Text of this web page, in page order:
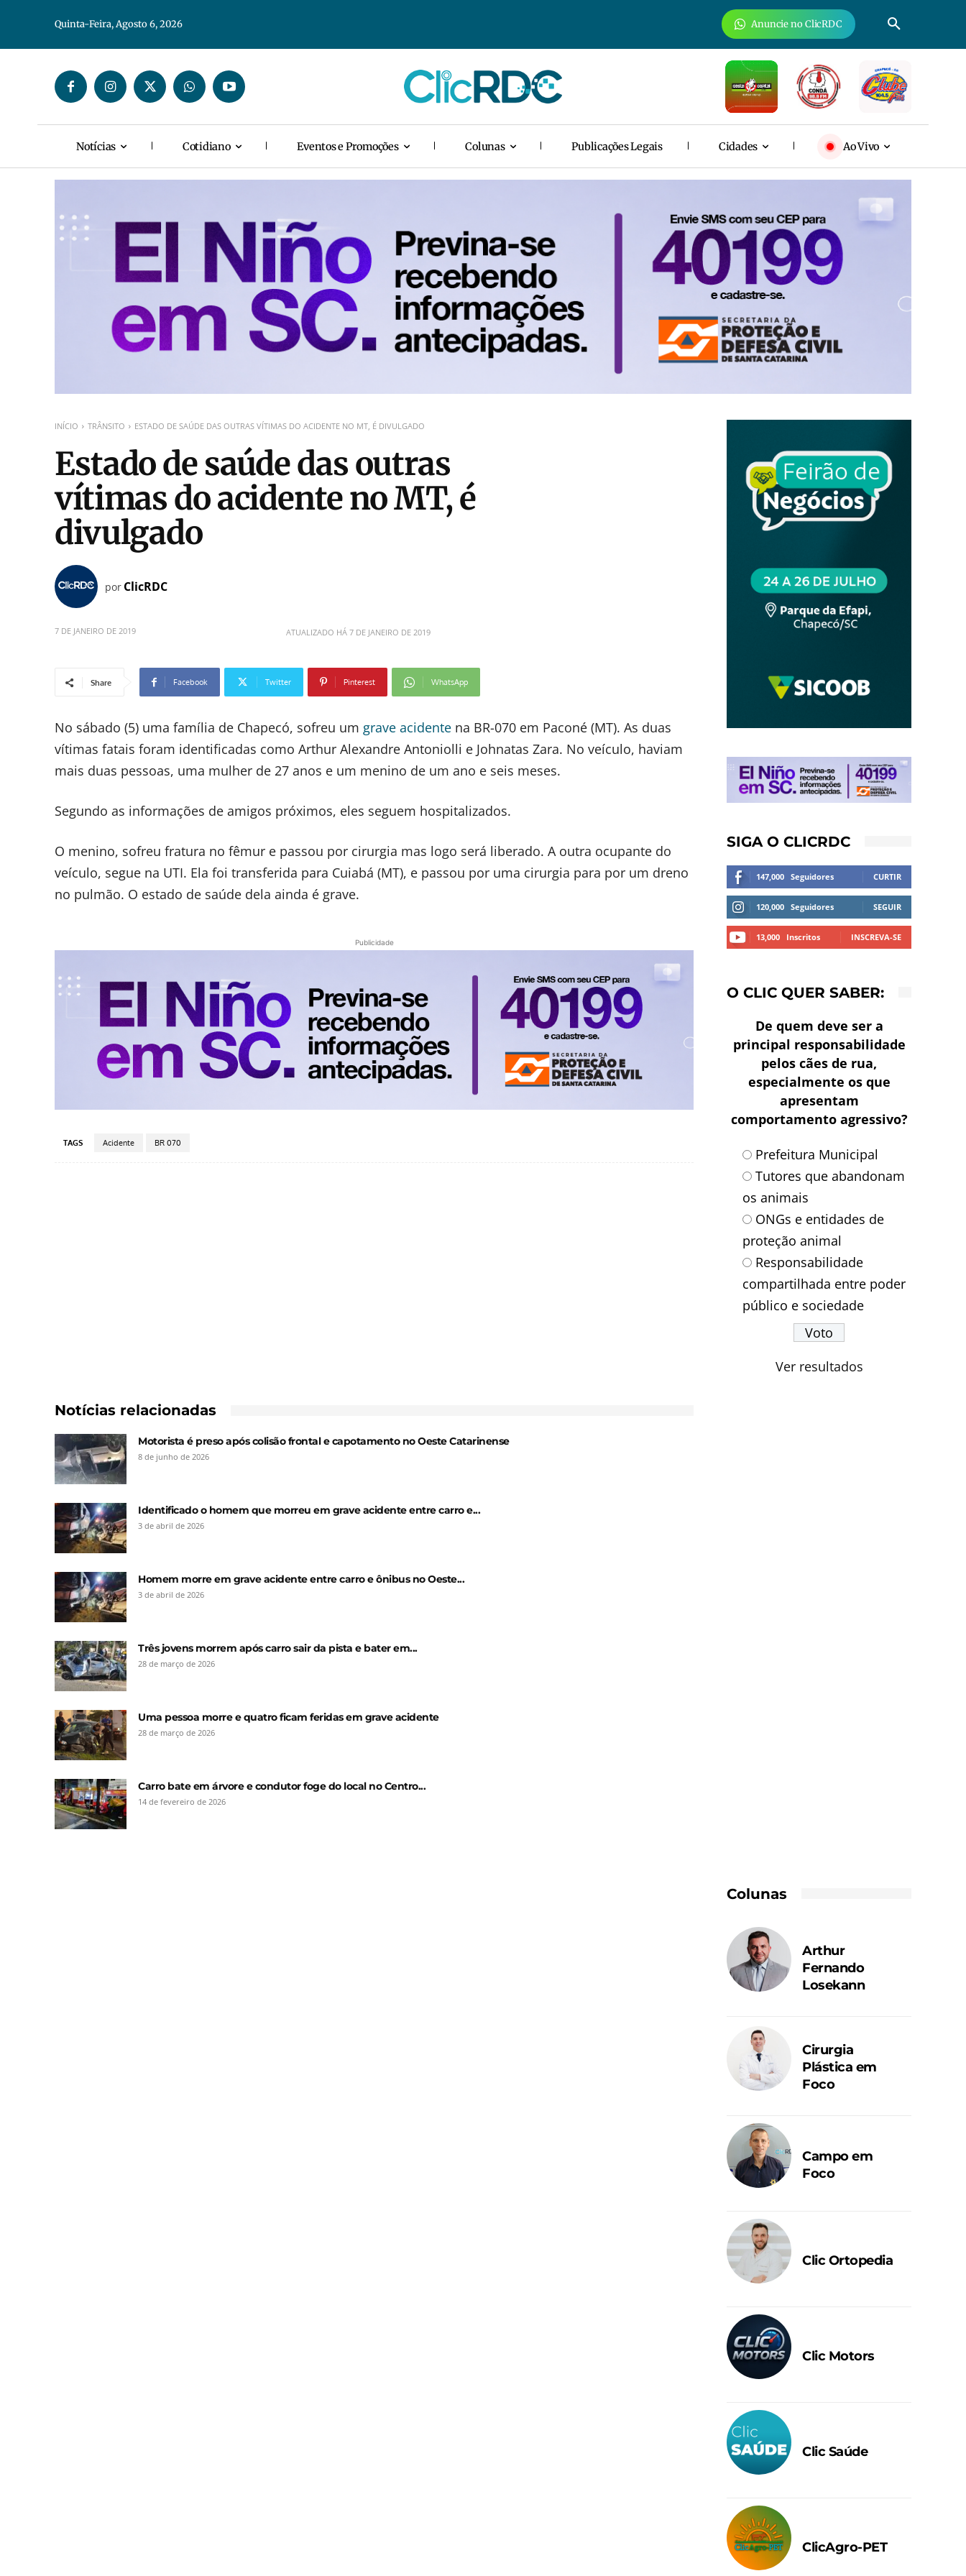
Quinta-Feira, Agosto 6, 2026 Anuncie no ClicRDC
Notícias Cotidiano Eventos e Promoções Colunas Publicações Legais Cidades Ao Vivo
INÍCIO TRÂNSITO ESTADO DE SAÚDE DAS OUTRAS VÍTIMAS DO ACIDENTE NO MT, É DIVULGADO
Estado de saúde das outras
vítimas do acidente no MT, é
divulgado
por ClicRDC
7 DE JANEIRO DE 2019 ATUALIZADO HÁ 7 DE JANEIRO DE 2019
Share Facebook Twitter Pinterest WhatsApp
No sábado (5) uma família de Chapecó, sofreu um grave acidente na BR-070 em Paconé (MT). As duas
vítimas fatais foram identificadas como Arthur Alexandre Antoniolli e Johnatas Zara. No veículo, haviam
mais duas pessoas, uma mulher de 27 anos e um menino de um ano e seis meses.
Segundo as informações de amigos próximos, eles seguem hospitalizados.
O menino, sofreu fratura no fêmur e passou por cirurgia mas logo será liberado. A outra ocupante do
veículo, segue na UTI. Ela foi transferida para Cuiabá (MT), e passou por uma cirurgia para por um dreno
no pulmão. O estado de saúde dela ainda é grave.
Publicidade
TAGS Acidente BR 070
Notícias relacionadas
Motorista é preso após colisão frontal e capotamento no Oeste Catarinense
8 de junho de 2026
Identificado o homem que morreu em grave acidente entre carro e...
3 de abril de 2026
Homem morre em grave acidente entre carro e ônibus no Oeste...
3 de abril de 2026
Três jovens morrem após carro sair da pista e bater em...
28 de março de 2026
Uma pessoa morre e quatro ficam feridas em grave acidente
28 de março de 2026
Carro bate em árvore e condutor foge do local no Centro...
14 de fevereiro de 2026
SIGA O CLICRDC
147,000 Seguidores CURTIR
120,000 Seguidores SEGUIR
13,000 Inscritos INSCREVA-SE
O CLIC QUER SABER:
De quem deve ser a
principal responsabilidade
pelos cães de rua,
especialmente os que
apresentam
comportamento agressivo?
Prefeitura Municipal
Tutores que abandonam
os animais
ONGs e entidades de
proteção animal
Responsabilidade
compartilhada entre poder
público e sociedade
Ver resultados
Colunas
Arthur
Fernando
Losekann
Cirurgia
Plástica em
Foco
Campo em
Foco
Clic Ortopedia
Clic Motors
Clic Saúde
ClicAgro-PET